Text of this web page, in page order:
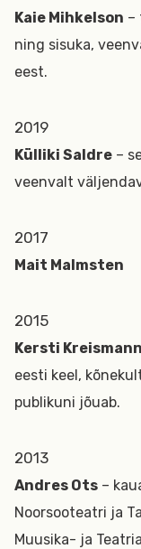
Kaie Mihkelson –
ning sisuka,
eest.
2019
Külliki Saldre –
veenvalt
2017
Mait Malmsten
2015
Kersti Kreismann
eesti keel,
publikuni jõuab.
2013
Andres Ots –
Noorsooteatri ja
Muusika- ja